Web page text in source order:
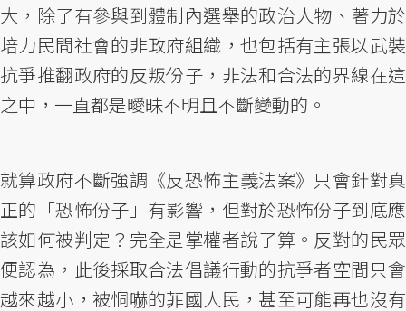
大，除了有參與到體制內選舉的政治人物、著力於
培力民間社會的非政府組織，也包括有主張以武裝
抗爭推翻政府的反叛份子，非法和合法的界線在這
之中，一直都是曖昧不明且不斷變動的。
就算政府不斷強調《反恐怖主義法案》只會針對真
正的「恐怖份子」有影響，但對於恐怖份子到底應
該如何被判定？完全是掌權者說了算。反對的民眾
便認為，此後採取合法倡議行動的抗爭者空間只會
越來越小，被恫嚇的菲國人民，甚至可能再也沒有